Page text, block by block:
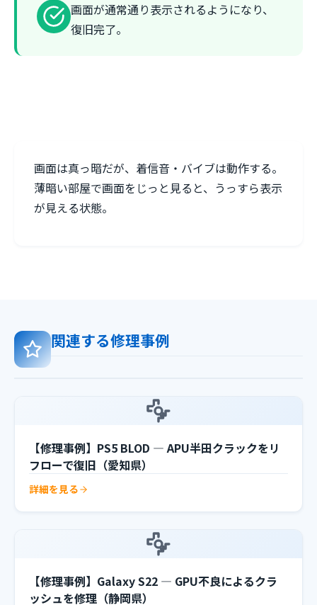
画面が通常通り表示されるようになり、
復旧完了。
画面は真っ暗だが、着信音・バイブは動作する。
薄暗い部屋で画面をじっと見ると、うっすら表示
が見える状態。
関連する修理事例
【修理事例】PS5 BLOD — APU半田クラックをリ
フローで復旧（愛知県）
詳細を見る
【修理事例】Galaxy S22 — GPU不良によるクラ
ッシュを修理（静岡県）